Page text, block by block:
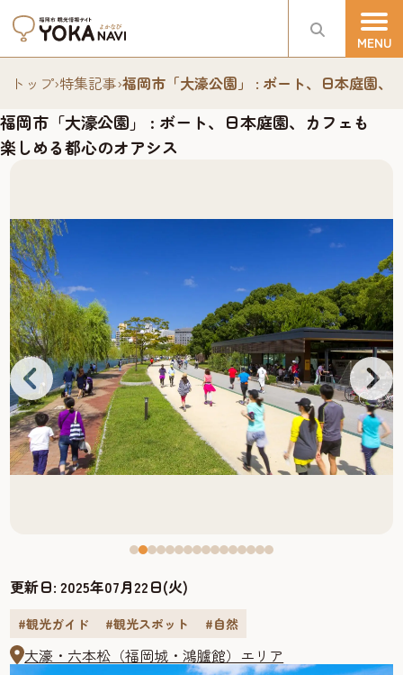
トップ›特集記事›福岡市「大濠公園」 : ボート、日本庭園、
福岡市「大濠公園」 : ボート、日本庭園、カフェも
楽しめる都心のオアシス
更新日:2025年07月22日(火)
#観光ガイド #観光スポット #自然
大濠・六本松（福岡城・鴻臚館）エリア